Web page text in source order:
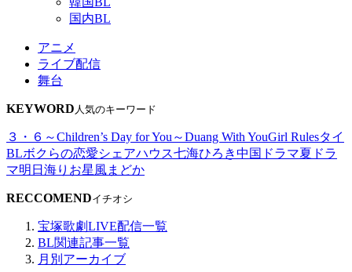
国内BL
アニメ
ライブ配信
舞台
KEYWORD 人気のキーワード
３・６～Children’s Day for You～Duang With YouGirl Rulesタイ
BLボクらの恋愛シェアハウス七海ひろき中国ドラマ夏ドラ
マ明日海りお星風まどか
RECCOMENDイチオシ
宝塚歌劇LIVE配信一覧
BL関連記事一覧
月別アーカイブ